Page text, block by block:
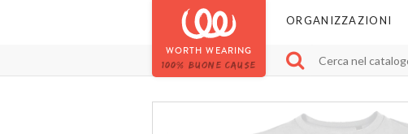
WORTH WEARING
100% BUONE CAUSE
ORGANIZZAZIONI